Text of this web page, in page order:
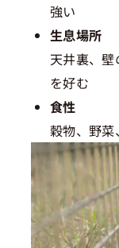
強い
生息場所
天井裏、
を好む
食性
穀物、野